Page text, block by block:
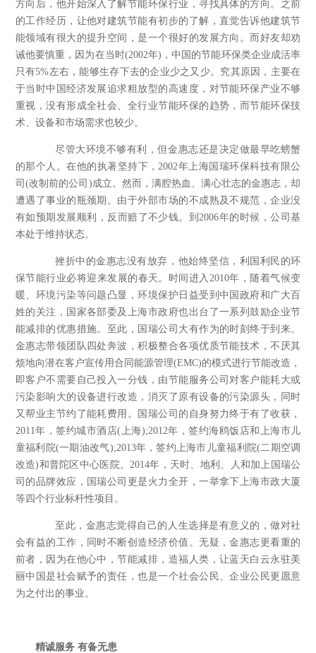
方向后，他开始深入了解节能环保行业，寻找具体的方向。之前
的工作经历，让他对建筑节能有初步的了解，直觉告诉他建筑节
能领域有很大的提升空间，是一个很好的发展方向。而好友却劝
诫他要慎重，因为在当时(2002年) ，中国的节能环保类企业成活率
只有5%左右，能够生存下去的企业少之又少。究其原因，主要在
于当时中国经济发展追求粗放型的高速度，对节能环保产业不够
重视，没有形成全社会、全行业节能环保的趋势，而节能环保技
术、设备和市场需求也较少。
尽管大环境不够有利，但金惠志还是决定做最早吃螃蟹
的那个人。在他的执著坚持下， 2002年上海国瑞环保科技有限公
司 (改制前的公司 )成立。然而，满腔热血、满心壮志的金惠志，却
遭遇了事业的瓶颈期。由于外部市场的不成熟及不规范，企业没
有如预期发展顺利，反而赔了不少钱。到 2006年的时候，公司基
本处于维持状态。
挫折中的金惠志没有放弃，他始终坚信，利国利民的环
保节能行业必将迎来发展的春天。时间进入 2010年，随着气候变
暖、环境污染等问题凸显，环境保护日益受到中国政府和广大百
姓的关注，国家各部委及上海市政府也出台了一系列鼓励企业节
能减排的优惠措施。至此，国瑞公司大有作为的时刻终于到来。
金惠志带领团队四处奔波，积极整合各项优质节能技术，不厌其
烦地向潜在客户宣传用合同能源管理(EMC)的模式进行节能改造，
即客户不需要自己投入一分钱，由节能服务公司对客户能耗大或
污染影响大的设备进行改造，消灭了原有设备的污染源头，同时
又帮业主节约了能耗费用。国瑞公司的自身努力终于有了收获，
2011 年，签约城市酒店( 上海);2012年，签约海鸥饭店和上海市儿
童福利院(一期油改气);2013年，签约上海市儿童福利院( 二期空调
改造)和普陀区中心医院。 2014年，天时、地利、人和加上国瑞公
司的品牌效应，国瑞公司更是火力全开，一举拿下上海市政大厦
等四个行业标杆性项目。
至此，金惠志觉得自己的人生选择是有意义的，做对社
会有益的工作，同时不断创造经济价值。无疑，金惠志更看重的
前者，因为在他心中，节能减排，造福人类，让蓝天白云永驻美
丽中国是社会赋予的责任，也是一个社会公民、企业公民更愿意
为之付出的事业。
精诚服务 有备无患